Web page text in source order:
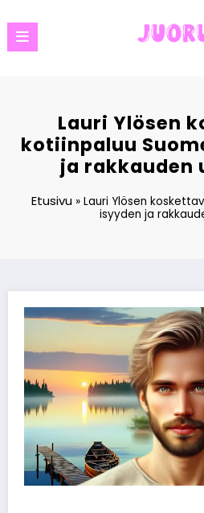
to
content
Lauri Ylösen
kotiinpaluu
ja rakkauden
Etusivu »Lauri Ylösen
isyyden ja